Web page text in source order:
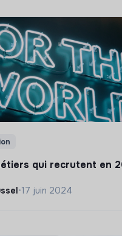
qui recrutent en
•17 juin 2024